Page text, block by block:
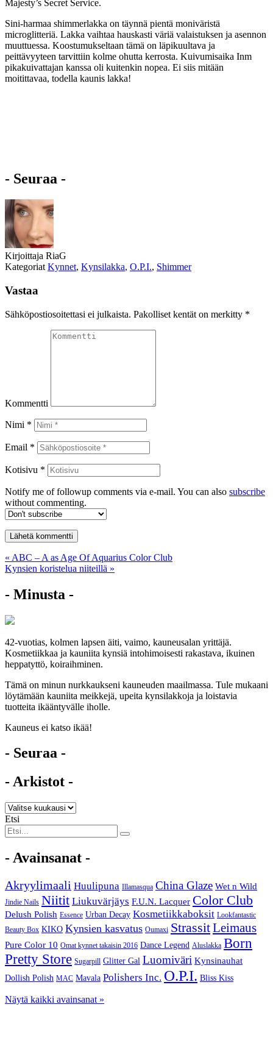
Majesty’s Secret Service.
Sini-harmaa shimmerlakka on täynnä pientä moniväristä
microglitteriä. Lakka vaihtaa hauskasti väriä valaistuksen ja asennon
muuttuessa. Koostumukseltaan tämä on läpikuultava ja
peittävyyteen tarvittiin kolme ohutta kerrosta. Kuivumisaika Inm
pikakuivattajan kanssa oli kuitenkin nopea. Ei siis mitään
moitittavaa, todella kaunis lakka!
- Seuraa -
Kirjoittaja RiaG
Kategoriat Kynnet, Kynsilakka, O.P.I., Shimmer
Vastaa
Sähköpostiosoitettasi ei julkaista. Pakolliset kentät on merkitty *
Kommentti
Nimi *
Email *
Kotisivu *
Notify me of followup comments via e-mail. You can also subscribe
without commenting.
Artikkelien
selaus
« ABC – A as Age Of Aquarius Color Club
Kynsien koristelua niiteillä »
- Minusta -
42-vuotias, kolmen lapsen äiti, vaimo, kauneusalan yrittäjä.
Kosmetiikkaa ja kauniita kynsiä intohimoisesti rakastava, ikuinen
heppatyttö, koiraihminen.
Tämä on minun nurkkaukseni kauneuden maailmassa. Tule mukaani
löytämään kauniita meikkejä, upeita kynsilakkoja ja loistavia
tuotteita ikääntyvälle iholle.
Kauneus ei katso ikää!
- Seuraa -
- Arkistot -
Etsi
- Avainsanat -
Akryylimaali Huulipuna Illamasqua China Glaze Wet n Wild
Jindie Nails Niitit Liukuvärjäys F.U.N. Lacquer Color Club
Delush Polish Essence Urban Decay Kosmetiikkaboksit Lookfantastic
Beauty Box KIKO Kynsien kasvatus Oumaxi StrassitLeimaus
Pure Color 10 Omat kynnet takaisin 2016 Dance Legend Aluslakka Born
Pretty Store Sugarpill Glitter Gal Luomiväri Kynsinauhat
Dollish Polish MAC Mavala Polishers Inc. O.P.I. Bliss Kiss
Näytä kaikki avainsanat »